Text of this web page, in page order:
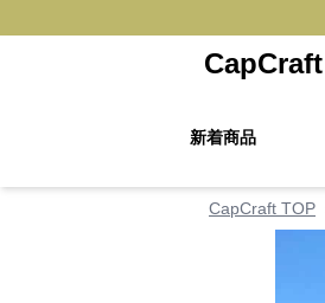
CapCraft
新着商品
CapCraft TOP